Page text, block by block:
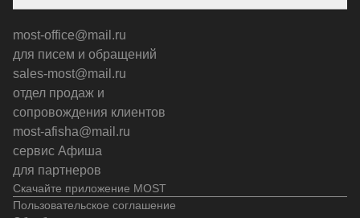
Скачайте приложение MOST
most-office@mail.ru
для писем и обращений
sales-most@mail.ru
отдел продаж и
сопровождения клиентов
most-afisha@mail.ru
сервис Афиша
для партнеров
Пользовательское соглашение